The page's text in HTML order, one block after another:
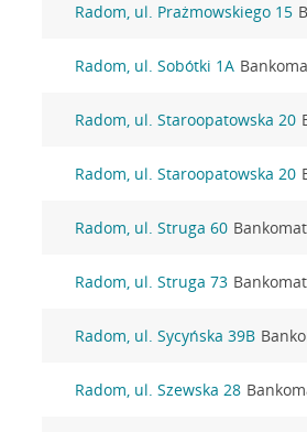
Radom, ul. Prażmowskiego 15
Radom, ul. Sobótki 1A
Radom, ul. Staroopatowska 20
Radom, ul. Staroopatowska 20
Radom, ul. Struga 60
Radom, ul. Struga 73
Radom, ul. Sycyńska 39B
Radom, ul. Szewska 28